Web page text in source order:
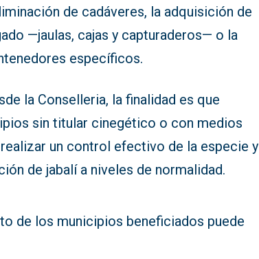
de cadáveres, la adquisición de
—jaulas, cajas y capturaderos— o la
específicos.
la Conselleria, la finalidad es que
sin titular cinegético o con medios
un control efectivo de la especie y
de jabalí a niveles de normalidad.
de los municipios beneficiados puede